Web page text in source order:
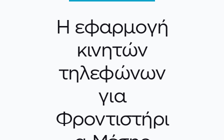
Η εφαρμογή
κινητών
τηλεφώνων
για
Φροντιστήρι